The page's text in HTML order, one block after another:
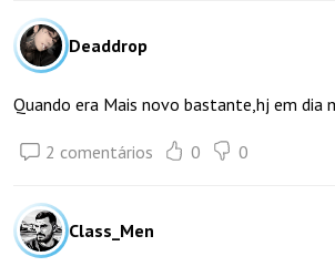
Deaddrop
Quando era Mais novo bastante,hj em dia
2 comentários 0 0
Class_Men